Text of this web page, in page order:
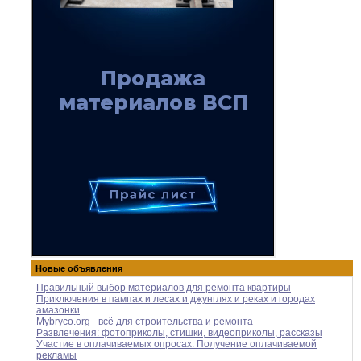
Новые объявления
Правильный выбор материалов для ремонта квартиры
Приключения в пампах и лесах и джунглях и реках и городах
амазонки
Mybryco.org - всё для строительства и ремонта
Развлечения: фотоприколы, стишки, видеоприколы, рассказы
Участие в оплачиваемых опросах. Получение оплачиваемой
рекламы